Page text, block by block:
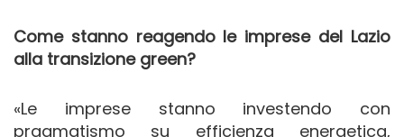
Come stanno reagendo le imprese del Lazio
alla transizione green?
«Le imprese stanno investendo con
pragmatismo su efficienza energetica,